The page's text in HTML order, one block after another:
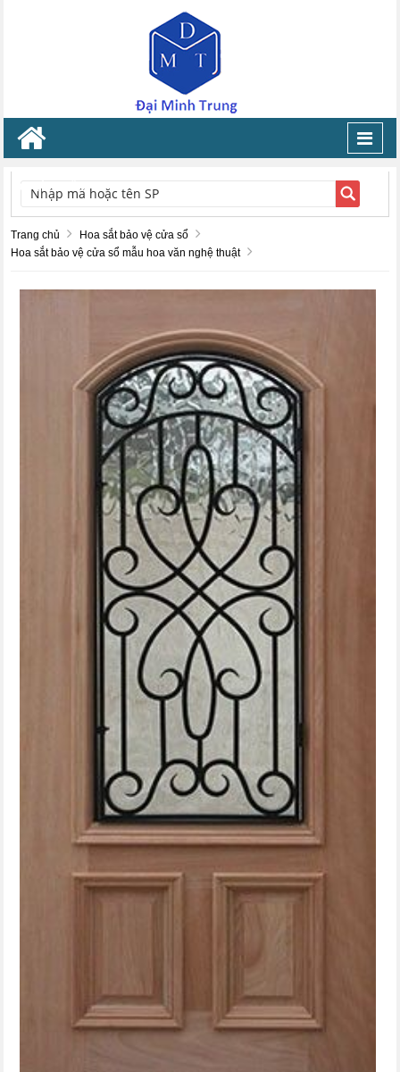
TÌM KIẾM
Trang chủ
Hoa sắt bảo vệ cửa sổ
Hoa sắt bảo vệ cửa sổ mẫu hoa văn nghệ thuật